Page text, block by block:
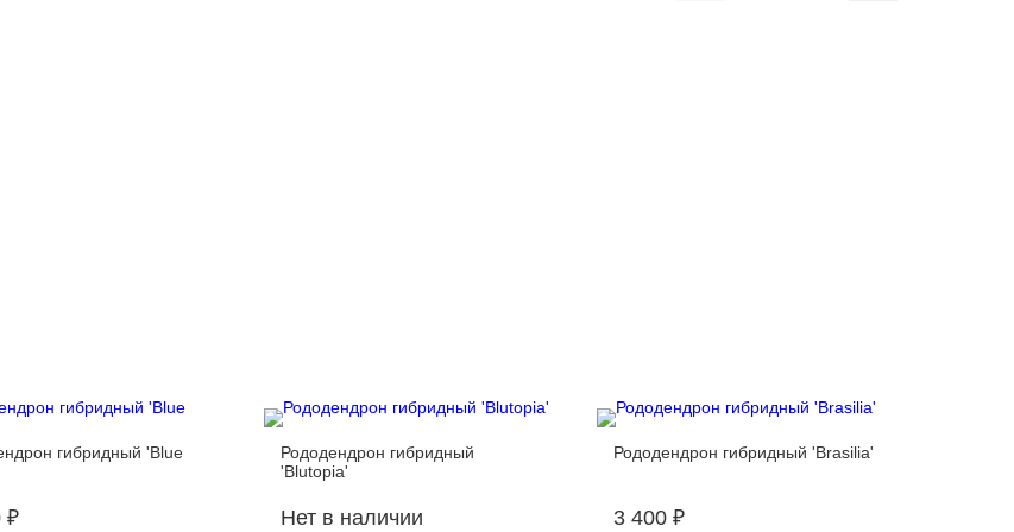
гибридный 'Blue
₽
Рододендрон гибридный
'Blutopia'
Нет в наличии
Рододендрон гибридный 'Brasilia'
3 400 ₽